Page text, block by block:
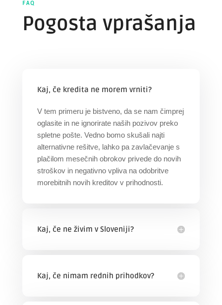
FAQ
Pogosta vprašanja
Kaj, če kredita ne morem vrniti?
V tem primeru je bistveno, da se nam čimprej
oglasite in ne ignorirate naših pozivov preko
spletne pošte. Vedno bomo skušali najti
alternativne rešitve, lahko pa zavlačevanje s
plačilom mesečnih obrokov privede do novih
stroškov in negativno vpliva na odobritve
morebitnih novih kreditov v prihodnosti.
Kaj, če ne živim v Sloveniji?
Kaj, če nimam rednih prihodkov?